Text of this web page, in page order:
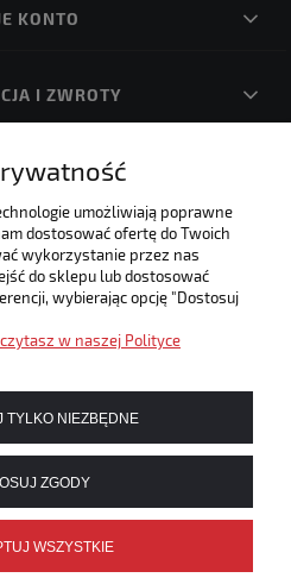
KONTO
I ZWROTY
FIRMIE
muzyczna! Zapraszamy!
w naszym sklepie
umożliwiają poprawne
dostosować ofertę do Twoich
wykorzystanie przez nas
do sklepu lub dostosować
wybierając opcję "Dostosuj
w naszej Polityce
TYLKO NIEZBĘDNE
ZGODY
WSZYSTKIE